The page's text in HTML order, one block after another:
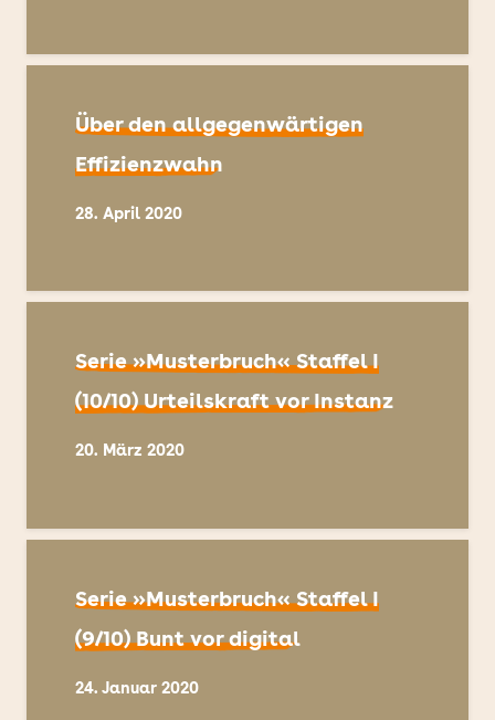
Über den allgegenwärtigen
Effizienzwahn
28. April 2020
Serie »Musterbruch« Staffel I
(10/10) Urteilskraft vor Instanz
20. März 2020
Serie »Musterbruch« Staffel I
(9/10) Bunt vor digital
24. Januar 2020